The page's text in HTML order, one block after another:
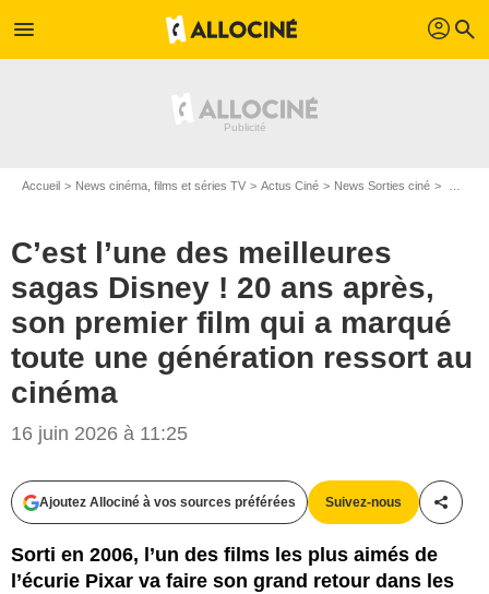
menu profil search
Accueil News cinéma, films et séries TV Actus Ciné News Sorties ciné
C’est l’une des meilleures
sagas Disney ! 20 ans après,
son premier film qui a marqué
toute une génération ressort au
cinéma
16 juin 2026 à 11:25
Ajoutez Allociné à vos sources préférées Suivez-nous
Sorti en 2006, l’un des films les plus aimés de
l’écurie Pixar va faire son grand retour dans les